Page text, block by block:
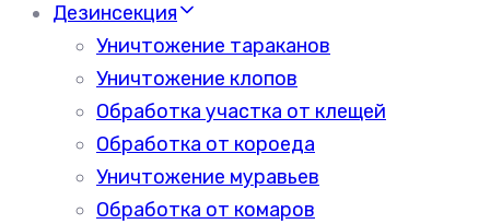
Дезинсекция
Уничтожение тараканов
Уничтожение клопов
Обработка участка от клещей
Обработка от короеда
Уничтожение муравьев
Обработка от комаров